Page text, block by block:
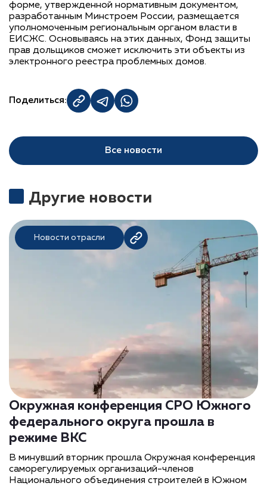
форме, утвержденной нормативным документом,
разработанным Минстроем России, размещается
уполномоченным региональным органом власти в
ЕИСЖС. Основываясь на этих данных, Фонд защиты
прав дольщиков сможет исключить эти объекты из
электронного реестра проблемных домов.
Поделиться:
Все новости
Другие новости
Новости отрасли
Окружная конференция СРО Южного
федерального округа прошла в
режиме ВКС
В минувший вторник прошла Окружная конференция
саморегулируемых организаций-членов
Национального объединения строителей в Южном